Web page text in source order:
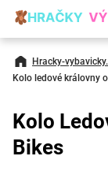
Hracky-
Kolo ledové královny
Kolo
Bikes